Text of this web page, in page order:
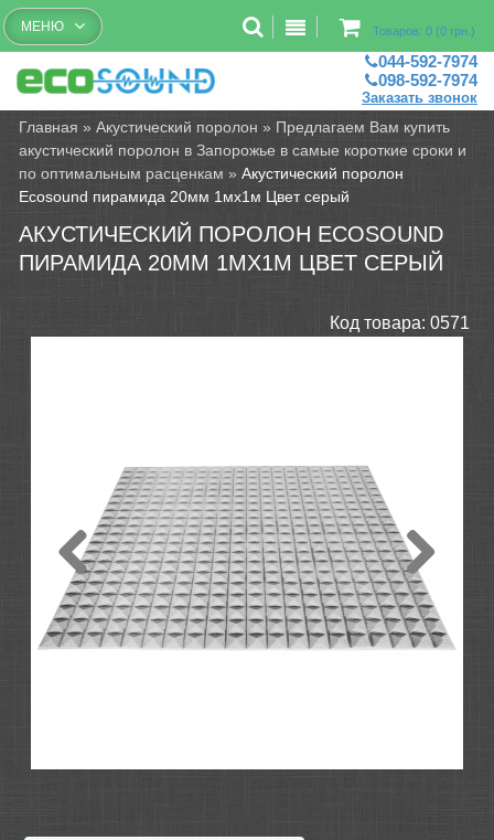
Бесплатный рассчет помещений
Товаров: 0 (0 грн.)
МЕНЮ
044-592-7974
098-592-7974
Заказать звонок
Главная »Акустический поролон » Предлагаем Вам купить
акустический поролон в Запорожье в самые короткие сроки и
по оптимальным расценкам »Акустический поролон
Ecosound пирамида 20мм 1мх1м Цвет серый
АКУСТИЧЕСКИЙ ПОРОЛОН ECOSOUND
ПИРАМИДА 20ММ 1МХ1М ЦВЕТ СЕРЫЙ
Код товара: 0571